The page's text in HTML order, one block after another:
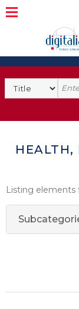
HEALTH,
Listing elements